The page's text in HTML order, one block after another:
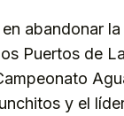
abandonar
Puertos de
y el